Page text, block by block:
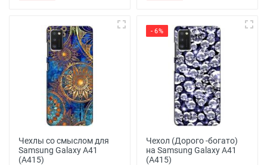
Чехлы со смыслом для
Samsung Galaxy A41
(A415)
- 6%
Чехол (Дорого -богато)
на Samsung Galaxy A41
(A415)